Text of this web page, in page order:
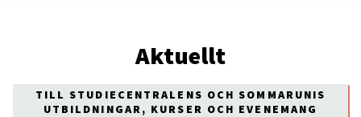
Aktuellt
TILL STUDIECENTRALENS OCH SOMMARUNIS
UTBILDNINGAR, KURSER OCH EVENEMANG